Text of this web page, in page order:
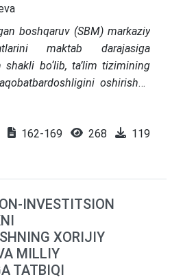
chiqarish samaradorligi,
va mahsulot sifati
aniqlangan.
boshqaruv (SBM) markaziy
maktab darajasiga
shakli bo‘lib, ta’lim tizimining
oshirishga
asoslanadi: tanlov
avtonomiyasi va hisobdorlik.
doirasi (zaif/kuchli) va
umumiy o‘rta ta’lim
boshqaruviga marketing
menejmentni tatbiq etish
tadqiqotlar rahbar kadrlarning
15% dan 22%
162-169 268 119
INVESTITSION
XORIJIY
MILLIY
TATBIQI